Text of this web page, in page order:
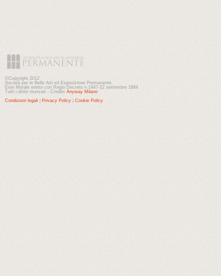
©Copyright 2012
Società per le Belle Arti ed Esposizione Permanente
Ente Morale eretto con Regio Decreto n.1447-22 settembre 1884
Tutti i diritti riservati - Credits Anyway Milano
Condizioni legali
Privacy Policy Cookie Policy